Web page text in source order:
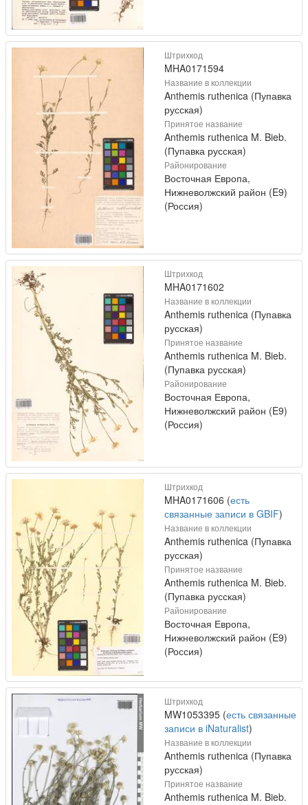
Штрихкод
MHA0171594
Название в коллекции
Anthemis ruthenica (Пупавка
русская)
Принятое название
Anthemis ruthenica M. Bieb.
(Пупавка русская)
Районирование
Восточная Европа,
Нижневолжский район (E9)
(Россия)
Штрихкод
MHA0171602
Название в коллекции
Anthemis ruthenica (Пупавка
русская)
Принятое название
Anthemis ruthenica M. Bieb.
(Пупавка русская)
Районирование
Восточная Европа,
Нижневолжский район (E9)
(Россия)
Штрихкод
MHA0171606 (есть
связанные записи в GBIF)
Название в коллекции
Anthemis ruthenica (Пупавка
русская)
Принятое название
Anthemis ruthenica M. Bieb.
(Пупавка русская)
Районирование
Восточная Европа,
Нижневолжский район (E9)
(Россия)
Штрихкод
MW1053395 (есть связанные
записи в iNaturalist)
Название в коллекции
Anthemis ruthenica (Пупавка
русская)
Принятое название
Anthemis ruthenica M. Bieb.